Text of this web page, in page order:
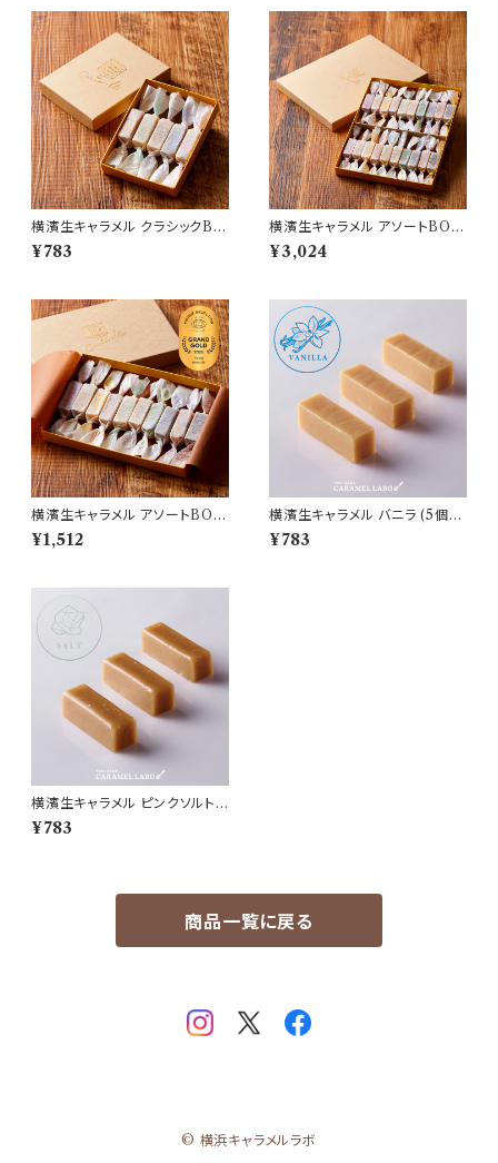
横濱生キャラメル クラシックBO
X (5個) ※要冷蔵
¥783
横濱生キャラメル アソートBOX
(20個) ※要冷蔵
¥3,024
横濱生キャラメル アソートBOX
(10個) ※要冷蔵
¥1,512
横濱生キャラメル バニラ (5個)
※要冷蔵
¥783
横濱生キャラメル ピンクソルト
(5個) ※要冷蔵
¥783
商品一覧に戻る
© 横浜キャラメルラボ